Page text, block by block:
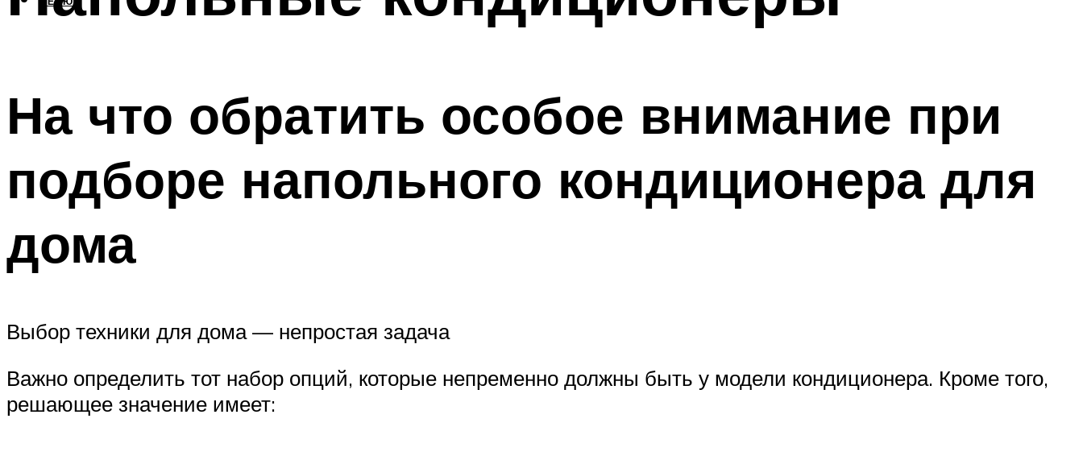
На что обратить особое внимание при
подборе напольного кондиционера для
дома
Выбор техники для дома — непростая задача
Важно определить тот набор опций, которые непременно должны быть у модели кондиционера. Кроме того,
решающее значение имеет: